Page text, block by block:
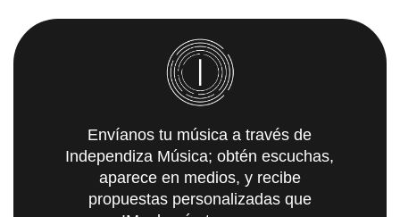
Envíanos tu música a través de
Independiza Música; obtén escuchas,
aparece en medios, y recibe
propuestas personalizadas que